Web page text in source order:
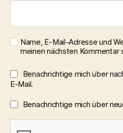
Name, E-Mail-Adresse und
meinen nächsten Kommentar
Benachrichtige mich über
E-Mail.
Benachrichtige mich über